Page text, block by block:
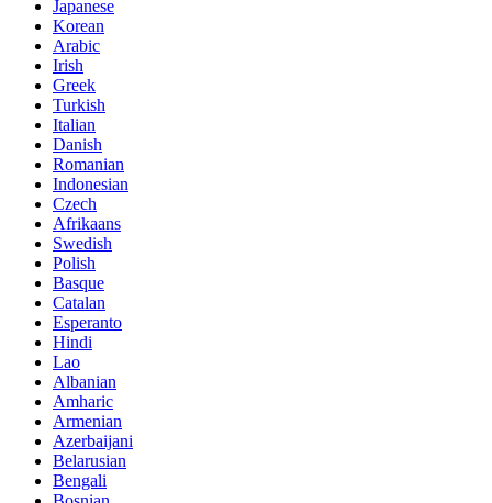
Japanese
Korean
Arabic
Irish
Greek
Turkish
Italian
Danish
Romanian
Indonesian
Czech
Afrikaans
Swedish
Polish
Basque
Catalan
Esperanto
Hindi
Lao
Albanian
Amharic
Armenian
Azerbaijani
Belarusian
Bengali